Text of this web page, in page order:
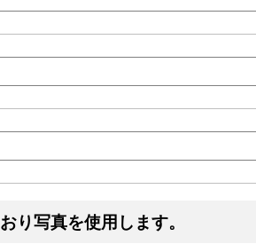
り写真を使用します。